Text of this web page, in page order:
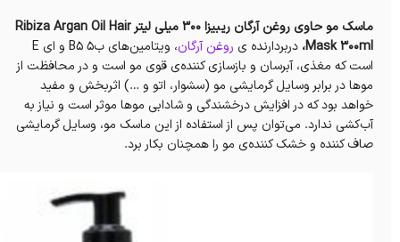
ماسک مو حاوی روغن آرگان ریبیزا 300 میلی لیتر Ribiza Argan Oil Hair
Mask 300ml، دربردارنده ی روغن آرگان
، ویتامین‌های ب۵ B5 و ای E
است که مغذی، آبرسان و بازسازی کننده‌ی قوی مو است و در محافظت از
موها در برابر وسایل گرمایشی مو (سشوار، اتو و …) اثربخش و مفید
خواهد بود که در افزایش درخشندگی و شادابی موها موثر است و نیاز به
آب‌کشی ندارد. می‌توان پس از استفاده از این ماسک مو، وسایل گرمایشی
صاف کننده و خشک کننده‌ی مو را همچنان بکار برد.